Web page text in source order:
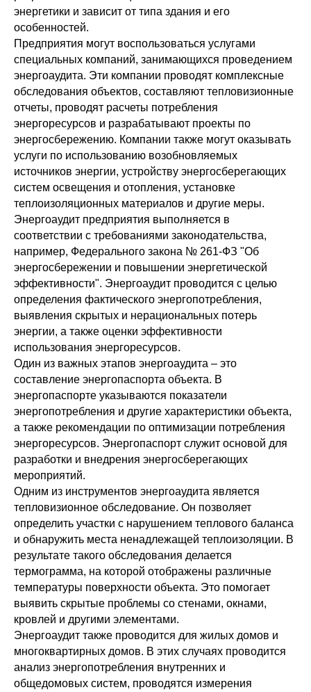
энергетики и зависит от типа здания и его
особенностей.
Предприятия могут воспользоваться услугами
специальных компаний, занимающихся проведением
энергоаудита. Эти компании проводят комплексные
обследования объектов, составляют тепловизионные
отчеты, проводят расчеты потребления
энергоресурсов и разрабатывают проекты по
энергосбережению. Компании также могут оказывать
услуги по использованию возобновляемых
источников энергии, устройству энергосберегающих
систем освещения и отопления, установке
теплоизоляционных материалов и другие меры.
Энергоаудит предприятия выполняется в
соответствии с требованиями законодательства,
например, Федерального закона № 261-ФЗ "Об
энергосбережении и повышении энергетической
эффективности". Энергоаудит проводится с целью
определения фактического энергопотребления,
выявления скрытых и нерациональных потерь
энергии, а также оценки эффективности
использования энергоресурсов.
Один из важных этапов энергоаудита – это
составление энергопаспорта объекта. В
энергопаспорте указываются показатели
энергопотребления и другие характеристики объекта,
а также рекомендации по оптимизации потребления
энергоресурсов. Энергопаспорт служит основой для
разработки и внедрения энергосберегающих
мероприятий.
Одним из инструментов энергоаудита является
тепловизионное обследование. Он позволяет
определить участки с нарушением теплового баланса
и обнаружить места ненадлежащей теплоизоляции. В
результате такого обследования делается
термограмма, на которой отображены различные
температуры поверхности объекта. Это помогает
выявить скрытые проблемы со стенами, окнами,
кровлей и другими элементами.
Энергоаудит также проводится для жилых домов и
многоквартирных домов. В этих случаях проводится
анализ энергопотребления внутренних и
общедомовых систем, проводятся измерения